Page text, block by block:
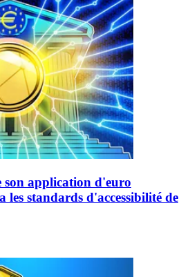
application d'euro
les standards d'accessibilité de